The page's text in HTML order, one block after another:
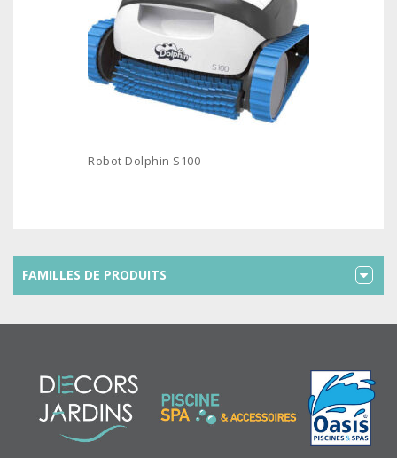
Robot Dolphin S100
FAMILLES DE PRODUITS